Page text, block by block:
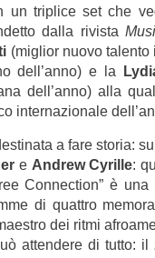
un triplice set che
dalla rivista
(miglior nuovo talento
dell’anno) e la
dell’anno) alla
internazionale
a fare storia:
e Andrew Cyrille:
Connection” è
di quattro
dei ritmi
attendere di tutto: il